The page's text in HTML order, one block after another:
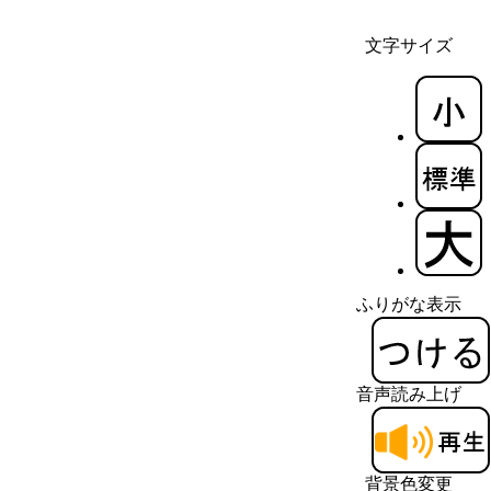
文字サイズ
ふりがな表示
音声読み上げ
背景色変更